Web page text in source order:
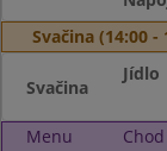
Svačina (14:00 -
Svačina
Jídlo
Menu Chod